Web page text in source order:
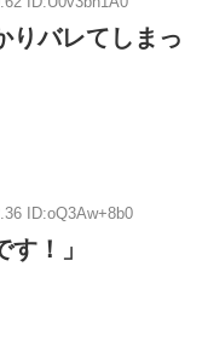
りバレてしまっ
ID:oQ3Aw+8b0
！」